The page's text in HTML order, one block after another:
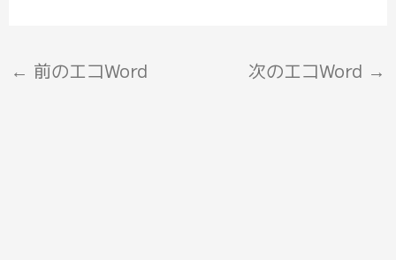
← 前のエコWord 次のエコWord →